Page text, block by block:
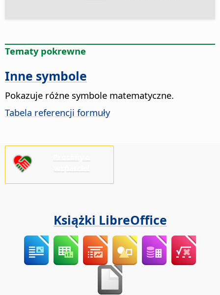
Tematy pokrewne
Inne symbole
Pokazuje różne symbole matematyczne.
Tabela referencji formuły
Książki LibreOffice